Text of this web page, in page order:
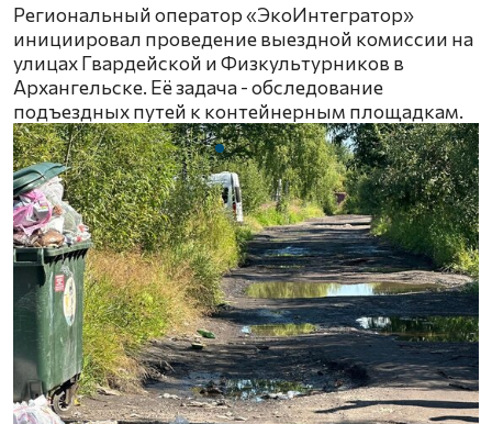
Региональный оператор «ЭкоИнтегратор»
инициировал проведение выездной комиссии на
улицах Гвардейской и Физкультурников в
Архангельске. Её задача - обследование
подъездных путей к контейнерным площадкам.